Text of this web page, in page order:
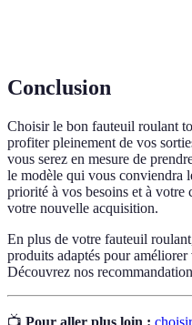
Conclusion
Choisir le bon fauteuil roulant
profiter pleinement de vos
vous serez en mesure de
le modèle qui vous conviendra
priorité à vos besoins et à
votre nouvelle acquisition.
En plus de votre fauteuil
produits adaptés pour
Découvrez nos